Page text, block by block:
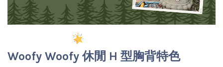
Woofy Woofy 休閒 H 型胸背特色